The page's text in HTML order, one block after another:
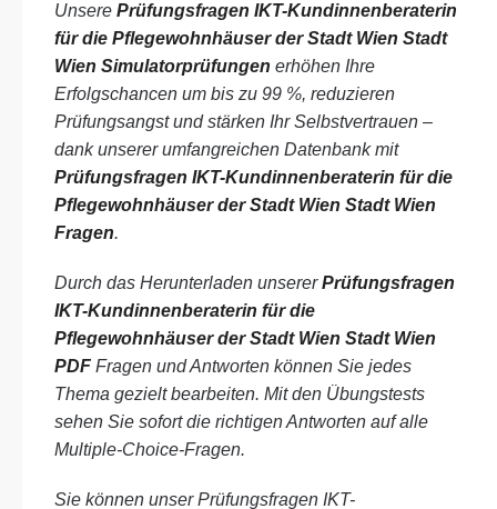
Unsere Prüfungsfragen IKT-Kundinnenberaterin
für die Pflegewohnhäuser der Stadt Wien Stadt
Wien Simulatorprüfungen erhöhen Ihre
Erfolgschancen um bis zu 99 %, reduzieren
Prüfungsangst und stärken Ihr Selbstvertrauen –
dank unserer umfangreichen Datenbank mit
Prüfungsfragen IKT-Kundinnenberaterin für die
Pflegewohnhäuser der Stadt Wien Stadt Wien
Fragen.
Durch das Herunterladen unsererPrüfungsfragen
IKT-Kundinnenberaterin für die
Pflegewohnhäuser der Stadt Wien Stadt Wien
PDF Fragen und Antworten können Sie jedes
Thema gezielt bearbeiten. Mit den Übungstests
sehen Sie sofort die richtigen Antworten auf alle
Multiple-Choice-Fragen.
Sie können unser Prüfungsfragen IKT-